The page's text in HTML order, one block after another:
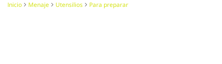
Inicio Menaje Utensilios Para preparar